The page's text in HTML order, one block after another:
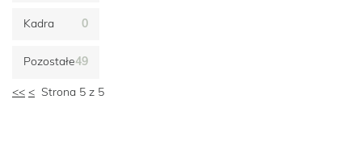
Kadra 0
Pozostałe49
<< < Strona 5 z 5